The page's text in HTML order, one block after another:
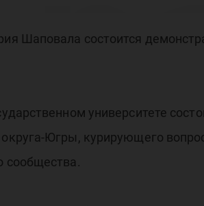
Шаповала состоится
университете
Югры, курирующего
сообщества.